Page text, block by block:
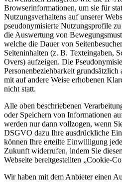
Browserinformationen, um sie für
Nutzungsverhaltens auf unserer
pseudonymisierte Nutzungsprofile
die Auswertung von
welche die Dauer von
Seiteninhalten (z. B. Texteingaben,
Overs) aufzeigen. Die
Personenbeziehbarkeit
mit auf andere Weise erhobenen
nicht statt.
Alle oben beschriebenen
oder Speichern von Informationen
werden nur dann vollzogen, wenn
DSGVO dazu Ihre ausdrückliche
können Ihre erteilte Einwilligung
Zukunft widerrufen, indem Sie
Webseite bereitgestellten „Cookie-
Wir haben mit dem Anbieter einen